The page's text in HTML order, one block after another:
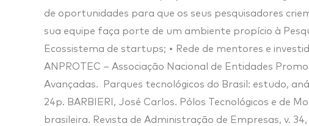
de oportunidades para que os seus pesquisadores
sua equipe faça porte de um ambiente propício à
Ecossistema de startups; • Rede de mentores e
ANPROTEC – Associação Nacional de Entidades
Avançadas. Parques tecnológicos do Brasil: estudo,
24p. BARBIERI, José Carlos. Pólos Tecnológicos e de
brasileira. Revista de Administração de Empresas, v.